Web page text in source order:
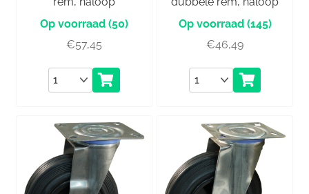
(50)
€57,45
Aantal
(145)
€46,49
Aantal